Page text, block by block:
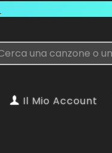
Il Mio Account